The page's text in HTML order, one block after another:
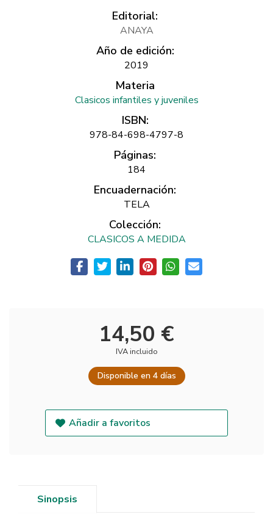
Editorial:
ANAYA
Año de edición:
2019
Materia
Clasicos infantiles y juveniles
ISBN:
978-84-698-4797-8
Páginas:
184
Encuadernación:
TELA
Colección:
CLASICOS A MEDIDA
14,50 €
IVA incluido
Disponible en 4 días
Añadir a favoritos
Sinopsis